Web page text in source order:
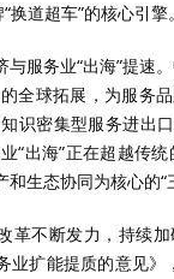
换道超车”的核心引擎。
与服务业“出海”提速
全球拓展，为服务
识密集型服务进出
“出海”正在超越传
生态协同为核心的“
革不断发力，持续
业扩能提质的意见》